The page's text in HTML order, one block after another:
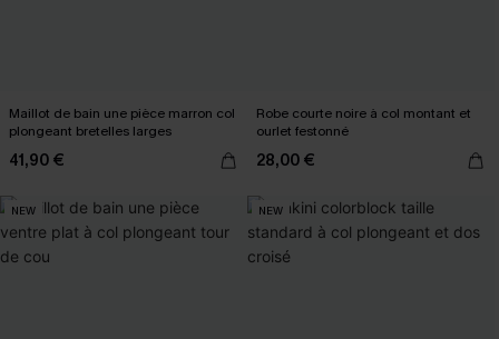
Maillot de bain une pièce marron col
plongeant bretelles larges
41,90 €
Robe courte noire à col montant et
ourlet festonné
28,00 €
NEW NEW